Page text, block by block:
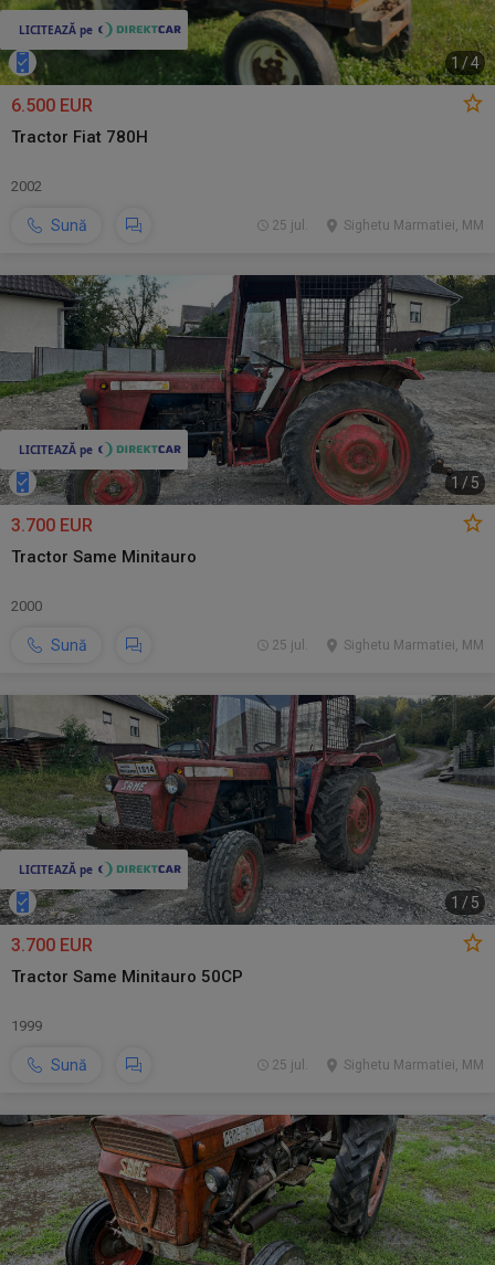
1 /4
6.500 EUR
Tractor Fiat 780H
2002
Sună Sighetu Marmatiei, MM
25 jul.
1 /5
3.700 EUR
Tractor Same Minitauro
2000
Sună Sighetu Marmatiei, MM
25 jul.
1 /5
3.700 EUR
Tractor Same Minitauro 50CP
1999
Sună Sighetu Marmatiei, MM
25 jul.